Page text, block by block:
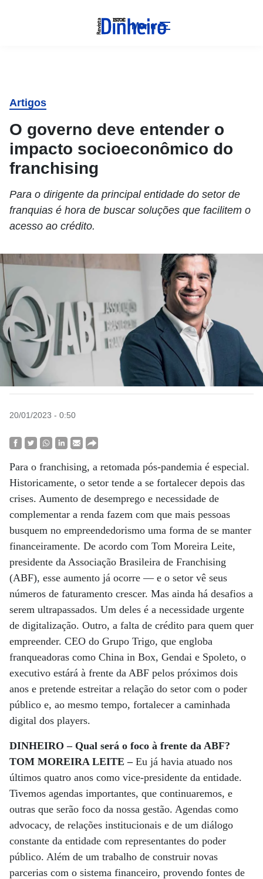
Menu
Artigos
O governo deve entender o
impacto socioeconômico do
franchising
Para o dirigente da principal entidade do setor de
franquias é hora de buscar soluções que facilitem o
acesso ao crédito.
20/01/2023 - 0:50
Para o franchising, a retomada pós-pandemia é especial.
Historicamente, o setor tende a se fortalecer depois das
crises. Aumento de desemprego e necessidade de
complementar a renda fazem com que mais pessoas
busquem no empreendedorismo uma forma de se manter
financeiramente. De acordo com Tom Moreira Leite,
presidente da Associação Brasileira de Franchising
(ABF), esse aumento já ocorre — e o setor vê seus
números de faturamento crescer. Mas ainda há desafios a
serem ultrapassados. Um deles é a necessidade urgente
de digitalização. Outro, a falta de crédito para quem quer
empreender. CEO do Grupo Trigo, que engloba
franqueadoras como China in Box, Gendai e Spoleto, o
executivo estárá à frente da ABF pelos próximos dois
anos e pretende estreitar a relação do setor com o poder
público e, ao mesmo tempo, fortalecer a caminhada
digital dos players.
DINHEIRO – Qual será o foco à frente da ABF?
TOM MOREIRA LEITE –Eu já havia atuado nos
últimos quatro anos como vice-presidente da entidade.
Tivemos agendas importantes, que continuaremos, e
outras que serão foco da nossa gestão. Agendas como
advocacy, de relações institucionais e de um diálogo
constante da entidade com representantes do poder
público. Além de um trabalho de construir novas
parcerias com o sistema financeiro, provendo fontes de